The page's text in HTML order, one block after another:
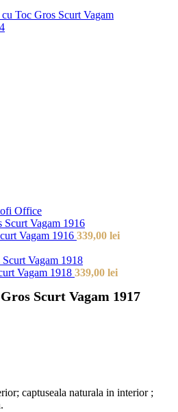
Office
Vagam 1916 339,00 lei
Vagam 1918 339,00 lei
Scurt Vagam 1917
captuseala naturala in interior ;